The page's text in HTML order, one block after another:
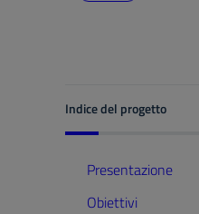
Indice del progetto
Presentazione
Obiettivi